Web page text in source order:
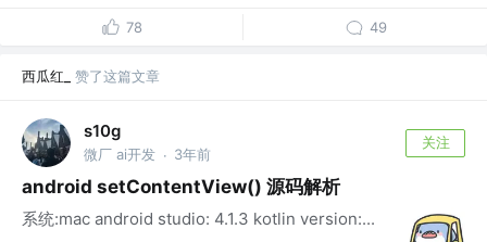
78 49
西瓜红_ 赞了这篇文章
s10g
微厂 ai开发 · 3年前
关注
android setContentView() 源码解析
系统:mac android studio: 4.1.3 kotlin version:...